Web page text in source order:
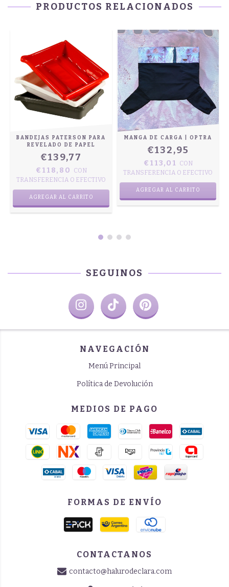
PRODUCTOS RELACIONADOS
BANDEJAS PATERSON PARA
REVELADO DE PAPEL
€139,77
€118,80
CON
TRANSFERENCIA O EFECTIVO
AGREGAR AL CARRITO
MANGA DE CARGA | OPTRA
€132,95
€113,01 CON
TRANSFERENCIA O EFECTIVO
AGREGAR AL CARRITO
SEGUINOS
NAVEGACIÓN
Menú Principal
Política de Devolución
MEDIOS DE PAGO
FORMAS DE ENVÍO
CONTACTANOS
contacto@halurodeclara.com